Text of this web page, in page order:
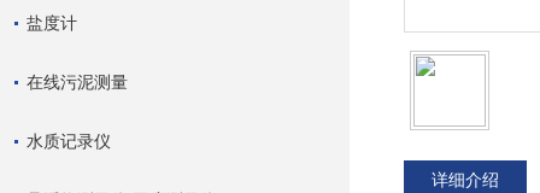
盐度计
在线污泥测量
水质记录仪
详细介绍